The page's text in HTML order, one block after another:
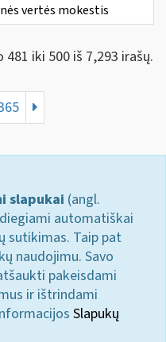
vertės mokestis
481 iki 500 iš 7,293 irašų.
slapukai (angl.
automatiškai
sutikimas. Taip pat
naudojimu. Savo
pakeisdami
ir ištrindami
Slapukų